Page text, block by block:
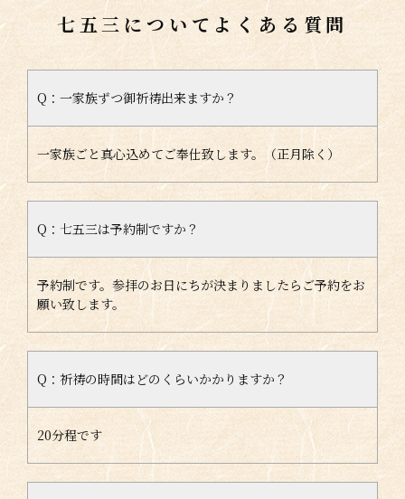
七五三についてよくある質問
Q：一家族ずつ御祈祷出来ますか？
一家族ごと真心込めてご奉仕致します。（正月除く）
Q：七五三は予約制ですか？
予約制です。参拝のお日にちが決まりましたらご予約をお
願い致します。
Q：祈祷の時間はどのくらいかかりますか？
20分程です